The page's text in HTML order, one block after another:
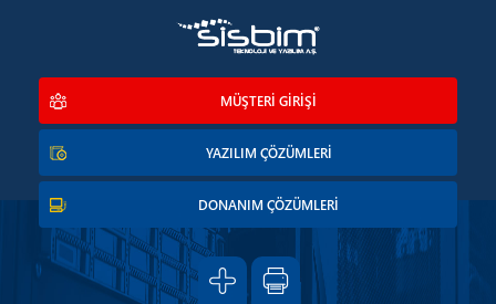
MÜŞTERİ GİRİŞİ
YAZILIM ÇÖZÜMLERİ
DONANIM ÇÖZÜMLERİ